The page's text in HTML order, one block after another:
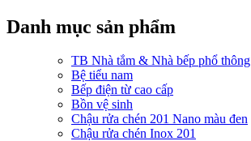
Danh mục sản phẩm
TB Nhà tắm & Nhà bếp phổ thông
Bệ tiểu nam
Bếp điện từ cao cấp
Bồn vệ sinh
Chậu rửa chén 201 Nano màu đen
Chậu rửa chén Inox 201